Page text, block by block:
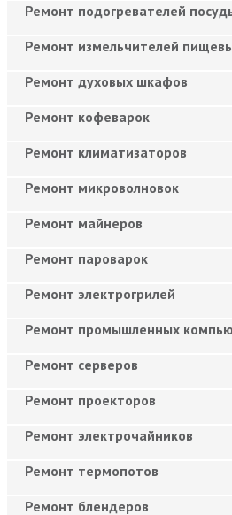
Ремонт подогревателей
Ремонт измельчителей
Ремонт духовых шкафов
Ремонт кофеварок
Ремонт климатизаторов
Ремонт микроволновок
Ремонт майнеров
Ремонт пароварок
Ремонт электрогрилей
Ремонт промышленных
Ремонт серверов
Ремонт проекторов
Ремонт электрочайников
Ремонт термопотов
Ремонт блендеров